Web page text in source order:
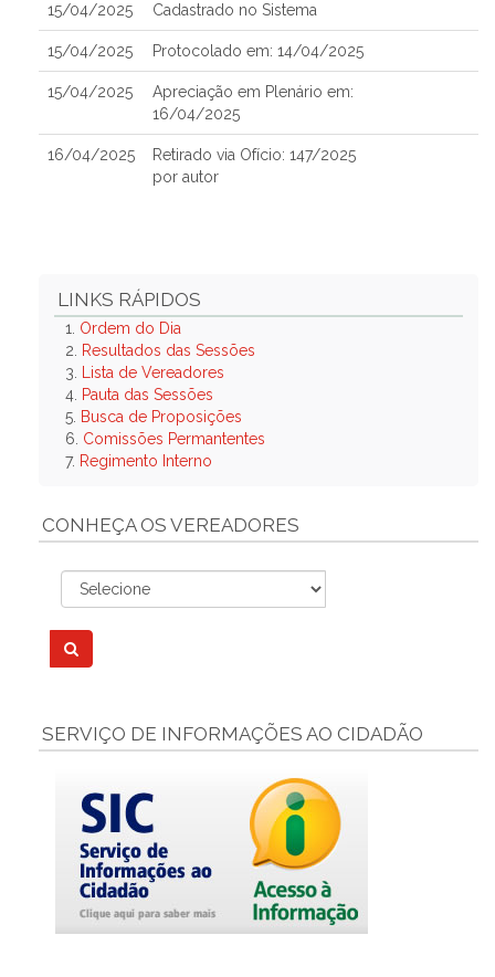
15/04/2025 Cadastrado no Sistema
15/04/2025 Protocolado em: 14/04/2025
15/04/2025
Apreciação em Plenário em:
16/04/2025
16/04/2025
Retirado via Ofício: 147/2025
por autor
LINKS RÁPIDOS
1. Ordem do Dia
2.
Resultados das Sessões
3.
Lista de Vereadores
4. Pauta das Sessões
5. Busca de Proposições
6. Comissões Permantentes
7. Regimento Interno
CONHEÇA OS VEREADORES
SERVIÇO DE INFORMAÇÕES AO CIDADÃO